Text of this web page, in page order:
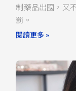
制藥品出國，又
罰。
閱讀更多 »